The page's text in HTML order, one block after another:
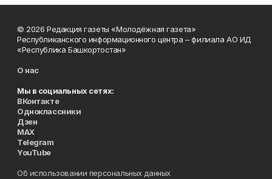
© 2026 Редакция газеты «Молодёжная газета»
Республиканского информационного центра – филиала АО ИД
«Республика Башкортостан»
О нас
Мы в социальных сетях:
ВКонтакте
Одноклассники
Дзен
MAX
Telegram
YouTube
Об использовании персональных данных